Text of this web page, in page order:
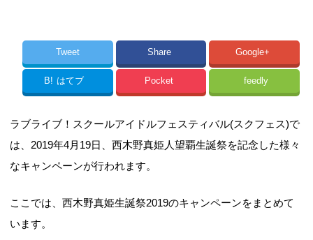
Tweet Share Google+
B! はてブ Pocket feedly
ラブライブ！スクールアイドルフェスティバル(スクフェス)で
は、2019年4月19日、西木野真姫人望覇生誕祭を記念した様々
なキャンペーンが行われます。
ここでは、西木野真姫生誕祭2019のキャンペーンをまとめて
います。